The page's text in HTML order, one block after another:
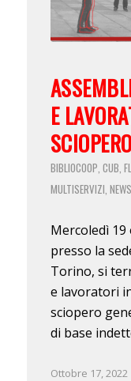
E
BIBLIOCOOP, CUB,
MULTISERVIZI, NEWS
Mercoledì
presso la
Torino, si
e lavoratori
sciopero
di base
Ottobre 17, 2022